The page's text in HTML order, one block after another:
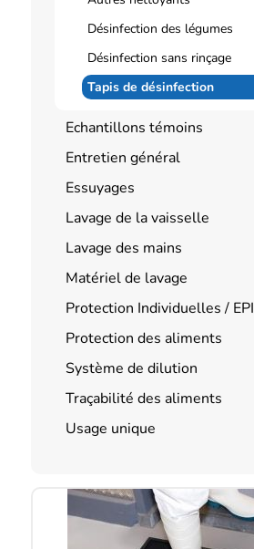
Désinfection des légumes
Désinfection sans rinçage
Tapis de désinfection
Echantillons témoins
Entretien général
Essuyages
Lavage de la vaisselle
Lavage des mains
Matériel de lavage
Protection Individuelles / EPI
Protection des aliments
Système de dilution
Traçabilité des aliments
Usage unique